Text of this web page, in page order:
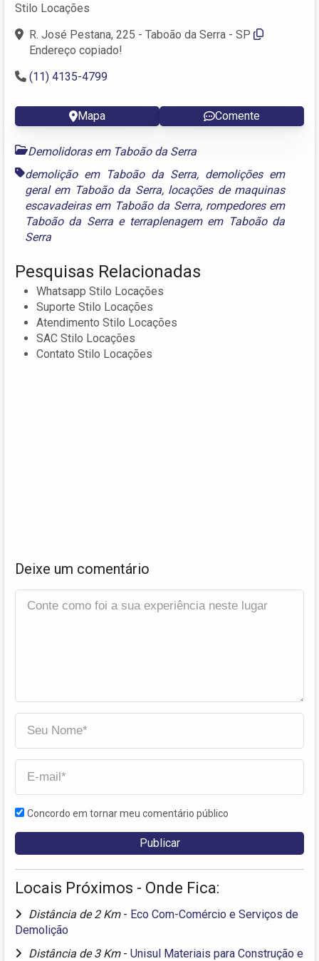
Stilo Locações
R. José Pestana, 225 - Taboão da Serra - SP
Endereço copiado!
(11) 4135-4799
Mapa Comente
Demolidoras em Taboão da Serra
demolição em Taboão da Serra, demolições em
geral em Taboão da Serra, locações de maquinas
escavadeiras em Taboão da Serra, rompedores em
Taboão da Serrae terraplenagem em Taboão da
Serra
Pesquisas Relacionadas
Whatsapp Stilo Locações
Suporte Stilo Locações
Atendimento Stilo Locações
SAC Stilo Locações
Contato Stilo Locações
Deixe um comentário
Concordo em tornar meu comentário público
Locais Próximos - Onde Fica:
Distância de 2 Km - Eco Com-Comércio e Serviços de
Demolição
Distância de 3 Km - Unisul Materiais para Construção e